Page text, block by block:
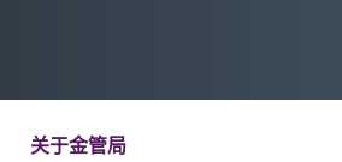
关于金管局